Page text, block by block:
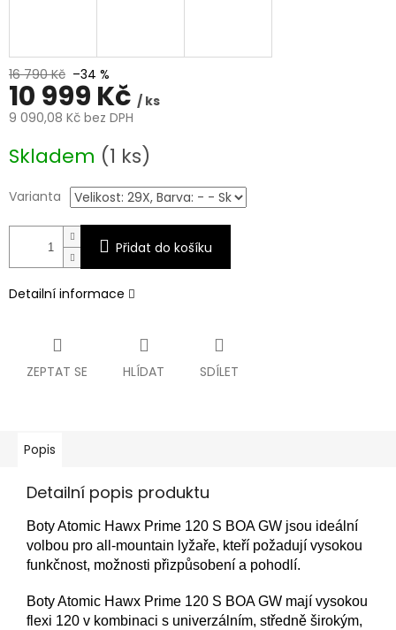
16 790 Kč –34 %
10 999 Kč / ks
9 090,08 Kč bez DPH
cena:
Skladem (1 ks)
Varianta
Přidat do košíku
Detailní informace
ZEPTAT SE HLÍDAT SDÍLET
Popis
Detailní popis produktu
Boty Atomic Hawx Prime 120 S BOA GW jsou ideální
volbou pro all‑mountain lyžaře, kteří požadují vysokou
funkčnost, možnosti přizpůsobení a pohodlí.
Boty Atomic Hawx Prime 120 S BOA GW mají vysokou
flexi 120 v kombinaci s univerzálním, středně širokým,